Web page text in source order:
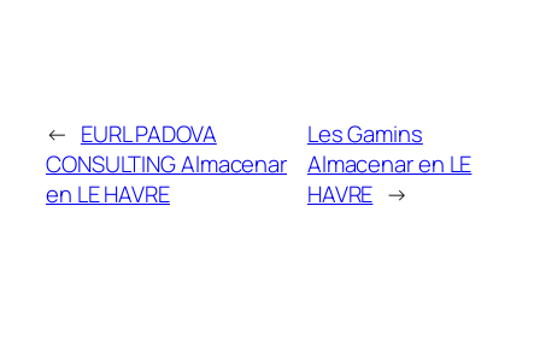
← EURL PADOVA
CONSULTINGAlmacenar
en LE HAVRE
Les Gamins
Almacenar en LE
HAVRE →